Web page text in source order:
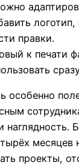
логотип,
правки.
к печати
особенно
наглядность.
месяцев
проекты,